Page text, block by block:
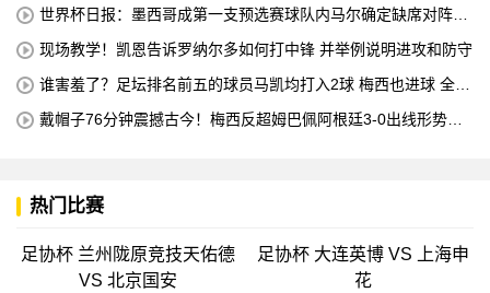
世界杯日报：墨西哥成第一支预选赛球队内马尔确定缺席对阵海
现场教学！凯恩告诉罗纳尔多如何打中锋 并举例说明进攻和防守
谁害羞了？足坛排名前五的球员马凯均打入2球 梅西也进球 全场
戴帽子76分钟震撼古今！梅西反超姆巴佩阿根廷3-0出线形势看
热门比赛
足协杯 兰州陇原竞技天佑德
VS 北京国安
足协杯 大连英博 VS 上海申
花